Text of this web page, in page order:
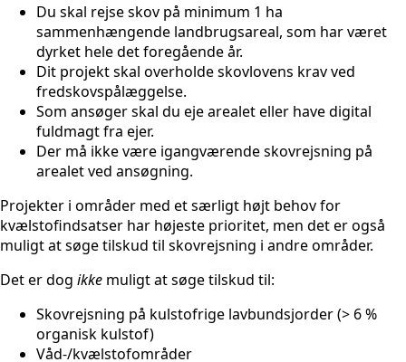
Du skal rejse skov på minimum 1 ha
sammenhængende landbrugsareal, som har været
dyrket hele det foregående år.
Dit projekt skal overholde skovlovens krav ved
fredskovspålæggelse.
Som ansøger skal du eje arealet eller have digital
fuldmagt fra ejer.
Der må ikke være igangværende skovrejsning på
arealet ved ansøgning.
Projekter i områder med et særligt højt behov for
kvælstofindsatser har højeste prioritet, men det er også
muligt at søge tilskud til skovrejsning i andre områder.
Det er dog ikke muligt at søge tilskud til:
Skovrejsning på kulstofrige lavbundsjorder (> 6 %
organisk kulstof)
Våd-/kvælstofområder